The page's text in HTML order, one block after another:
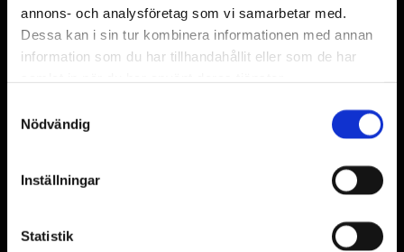
annons- och analysföretag som vi samarbetar med.
Dessa kan i sin tur kombinera informationen med annan
information som du har tillhandahållit eller som de har
Nödvändig
Inställningar
Statistik
Helsingborg
Att arbeta lokalt är viktigt för mig – det gör att
En lokal florist – du har direkt kontakt med